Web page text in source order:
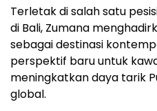
Terletak di salah satu
di Bali, Zumana
sebagai destinasi
perspektif baru untuk
meningkatkan daya tarik
global.